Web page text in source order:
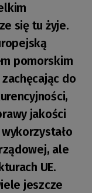
się tu żyje.
pomorskim
do
jakości
ale
UE.
jeszcze